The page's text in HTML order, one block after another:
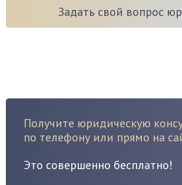
Задать свой вопрос
Получите юридическую
по телефону или прямо на
Это совершенно бесплатно!